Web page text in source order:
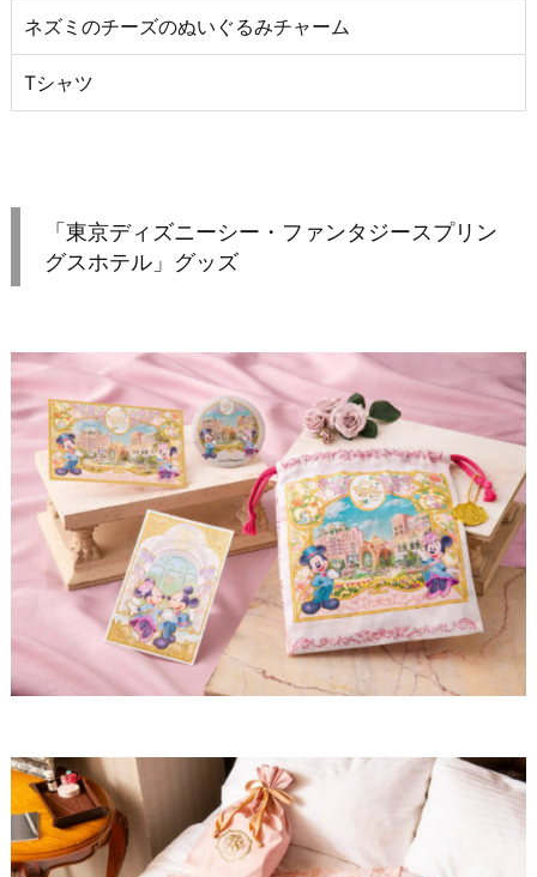
ネズミのチーズのぬいぐるみチャーム
Tシャツ
「東京ディズニーシー・ファンタジースプリン
グスホテル」グッズ